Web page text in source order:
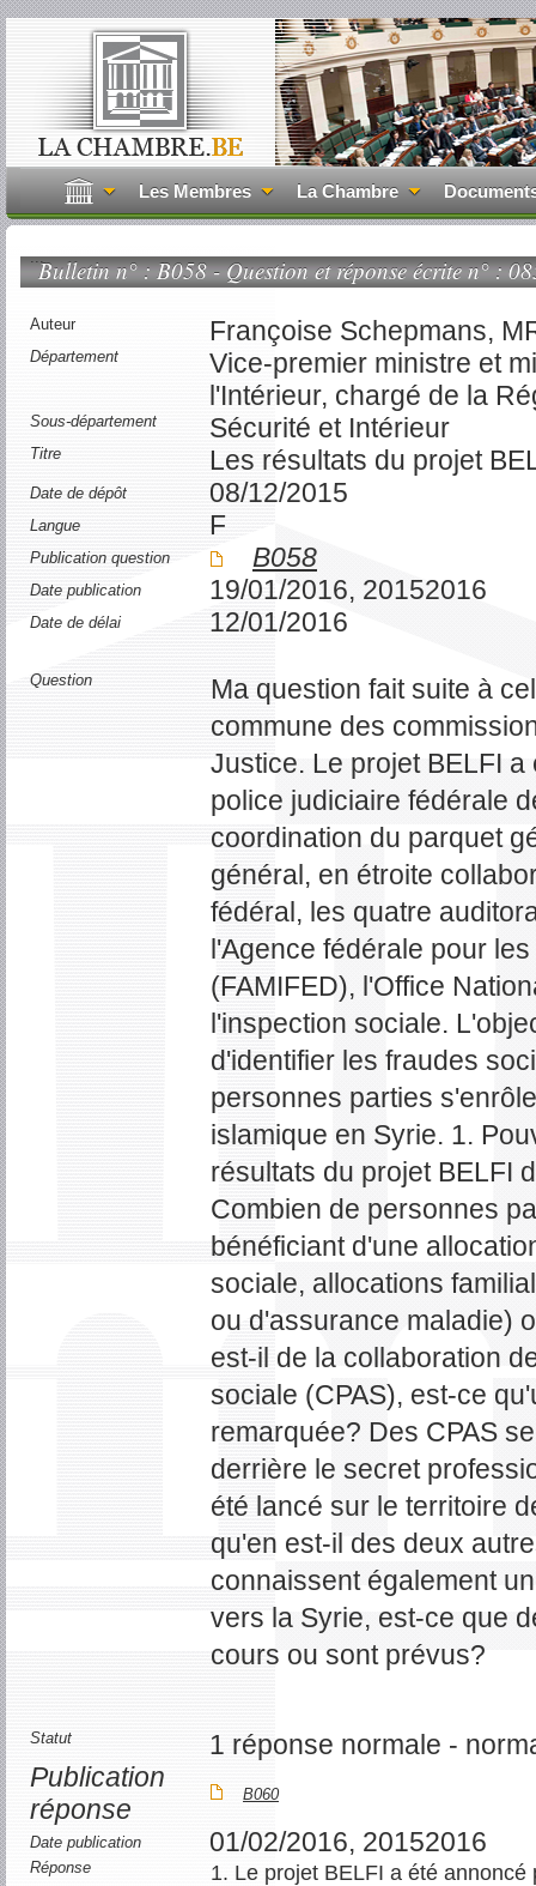
Les Membres La Chambre
...Bulletin n° : B058 - Question et réponse écrite n° :
Auteur Françoise Schepmans,
Département
Vice-premier ministre et
l'Intérieur, chargé de la
Sous-département Sécurité et Intérieur
Titre Les résultats du projet
Date de dépôt 08/12/2015
Langue F
Publication question B058
Date publication 19/01/2016, 20152016
Date de délai 12/01/2016
Question
Ma question fait suite à
commune des
Justice. Le projet BELFI
police judiciaire fédérale
coordination du parquet
général, en étroite
fédéral, les quatre
l'Agence fédérale pour
(FAMIFED), l'Office
l'inspection sociale.
d'identifier les fraudes
personnes parties
islamique en Syrie. 1.
résultats du projet BELFI
Combien de personnes
bénéficiant d'une
sociale, allocations
ou d'assurance maladie)
est-il de la collaboration
sociale (CPAS), est-ce
remarquée? Des CPAS
derrière le secret
été lancé sur le territoire
qu'en est-il des deux
connaissent également
vers la Syrie, est-ce que
cours ou sont prévus?
Statut
1 réponse normale -
Publication
réponse
B060
Date publication 01/02/2016, 20152016
Réponse
1. Le projet BELFI a été